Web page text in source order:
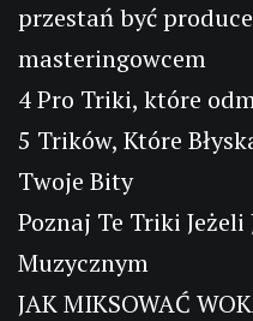
przestań być
masteringowcem
4 Pro Triki, które
5 Trików, Które
Twoje Bity
Poznaj Te Triki
Muzycznym
JAK MIKSOWAĆ